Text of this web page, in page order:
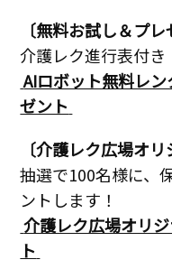
〔無料お試し＆プレ
介護レク進行表付き
AIロボット無料レ
ゼント
〔介護レク広場オ
抽選で100名様に、
ントします！
介護レク広場オリ
ト